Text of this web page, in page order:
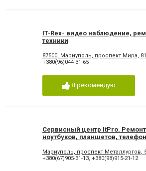
IT-Rex- видео наблюдение,
техники
87500, Мариуполь, проспект Мира, 81
+380(96)044-31-65
Я рекомендую
Сервисный центр ItPro.
ноутбуков, планшетов,
Мариуполь, проспект
+380(67)905-31-13, +380(98)915-21-12